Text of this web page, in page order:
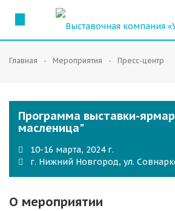
Главная Мероприятия Пресс-центр
Программа выставки-
масленица"
10-16 марта, 2024 г.
г. Нижний Новгород, ул.
О мероприятии